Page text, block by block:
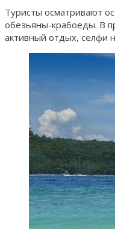
Туристы осматривают
обезьяны-крабоеды. В
активный отдых, селфи